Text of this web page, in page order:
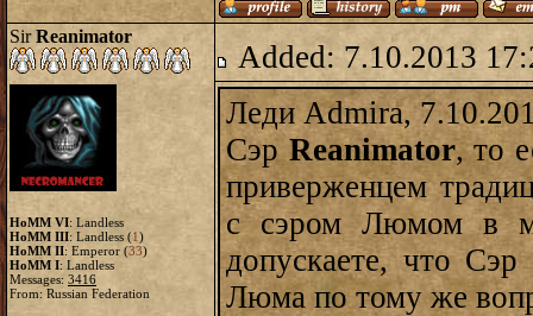
SirReanimator
HoMM VI: Landless
HoMM III: Landless (1)
HoMM II: Emperor (33)
HoMM I: Landless
Messages: 3416
From: Russian Federation
Added: 7.10.2013
Леди Admira,
СэрReanimator, то
приверженцем
с сэром Люмом в
допускаете, что Сэр
Люма по тому же